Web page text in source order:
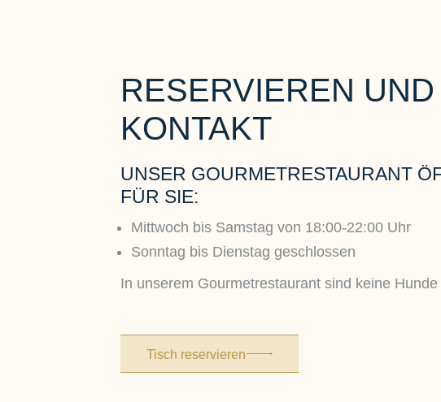
RESERVIEREN UND
KONTAKT
UNSER GOURMETRESTAURANT
FÜR SIE:
Mittwoch bis Samstag von 18:00-22:00 Uhr
Sonntag bis Dienstag geschlossen
In unserem Gourmetrestaurant sind keine Hunde
Tisch reservieren